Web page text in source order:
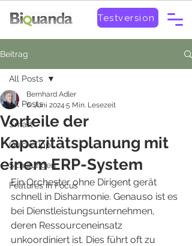
Testversion
Beitrag
All Posts
Smart
Quick-Tipp
Schulungen
Features in Focus
All Posts
Vorteile der
Kapazitätsplanung mit
einem ERP-System
Bernhard Adler
6. Juni 2024 5 Min. Lesezeit
Ein Orchester ohne Dirigent gerät
schnell in Disharmonie. Genauso ist es
bei Dienstleistungsunternehmen,
deren Ressourceneinsatz
unkoordiniert ist. Dies führt oft zu